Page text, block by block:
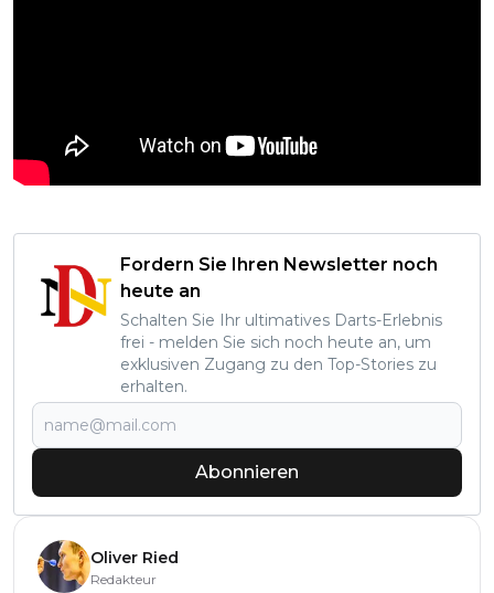
Fordern Sie Ihren Newsletter noch
heute an
Schalten Sie Ihr ultimatives Darts-Erlebnis
frei - melden Sie sich noch heute an, um
exklusiven Zugang zu den Top-Stories zu
erhalten.
Abonnieren
Oliver Ried
Redakteur